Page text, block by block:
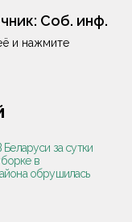
Соб. инф.
и нажмите
Беларуси за сутки
в
обрушилась